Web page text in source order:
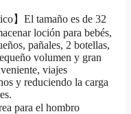
】El tamaño es de 32
loción para bebés,
pañales, 2 botellas,
volumen y gran
viajes
y reduciendo la carga
para el hombro